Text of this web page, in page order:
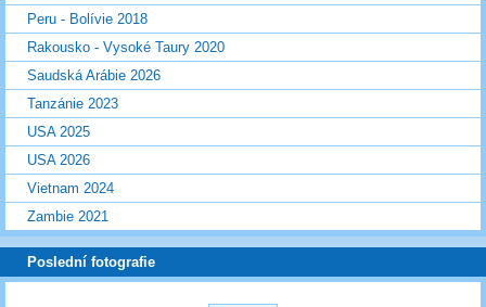
Peru - Bolívie 2018
Rakousko - Vysoké Taury 2020
Saudská Arábie 2026
Tanzánie 2023
USA 2025
USA 2026
Vietnam 2024
Zambie 2021
Poslední fotografie